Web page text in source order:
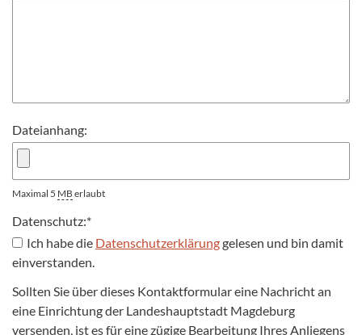
Dateianhang:
Maximal 5 MB erlaubt
Datenschutz:*
Ich habe die Datenschutzerklärunggelesen und bin damit
einverstanden.
Sollten Sie über dieses Kontaktformular eine Nachricht an
eine Einrichtung der Landeshauptstadt Magdeburg
versenden, ist es für eine zügige Bearbeitung Ihres Anliegens